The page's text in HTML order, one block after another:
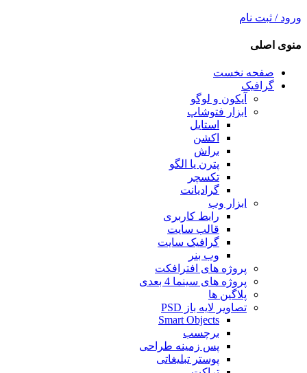
ورود / ثبت نام
منوی اصلی
صفحه نخست
گرافیک
آیکون و لوگو
ابزار فتوشاپ
استایل
اکشن
براش
پترن یا الگو
تکسچر
گرادیانت
ابزار وب
رابط کاربری
قالب سایت
گرافیک سایت
وب بنر
پروژه های افترافکت
پروژه های سینما 4 بعدی
پلاگین ها
تصاویر لایه باز PSD
Smart Objects
برچسب
پس زمینه طراحی
پوستر تبلیغاتی